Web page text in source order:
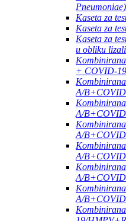
Kaseta za
Kaseta za
Kaseta za
u obliku
+ COVID-19
A/
A/
A/
A/
A/
A/